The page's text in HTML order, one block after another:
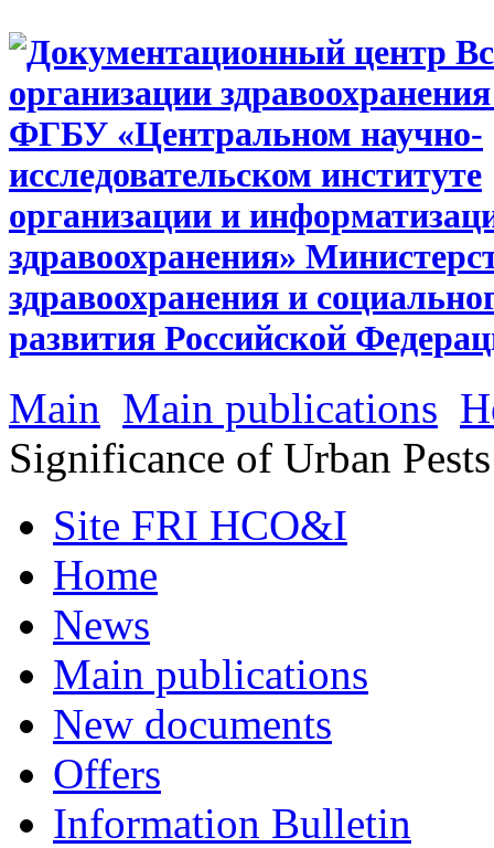
Main Main publications
Significance of Urban Pests
Site FRI HCO&I
Home
News
Main publications
New documents
Offers
Information Bulletin